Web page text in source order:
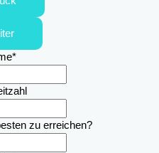
*
zu erreichen?